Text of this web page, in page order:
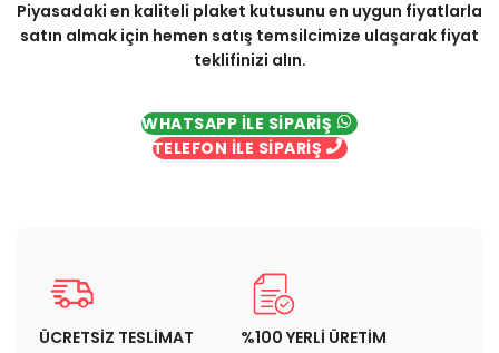
Piyasadaki en kaliteli plaket kutusunu en uygun fiyatlarla
satın almak için hemen satış temsilcimize ulaşarak fiyat
teklifinizi alın.
WHATSAPP İLE SİPARİŞ
TELEFON İLE SİPARİŞ
ÜCRETSİZ TESLİMAT
%100 YERLİ ÜRETİM